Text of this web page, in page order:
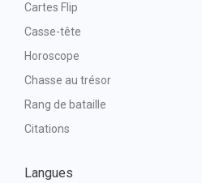
Cartes Flip
Casse-tête
Horoscope
Chasse au trésor
Rang de bataille
Citations
Langues